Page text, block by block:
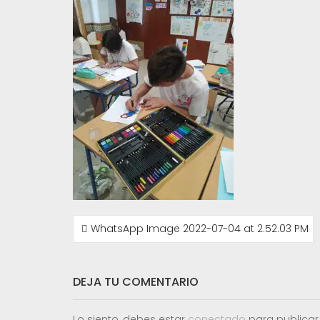
NAVEGACIÓN
DEWhatsApp Image 2022-07-04 at 2.52.03 PM
DEJA TU COMENTARIO